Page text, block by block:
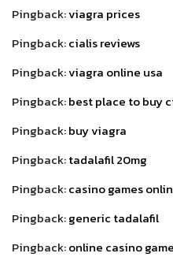
Pingback:viagra prices
Pingback:cialis reviews
Pingback:viagra online usa
Pingback:best place to buy
Pingback:buy viagra
Pingback:tadalafil 20mg
Pingback:casino games
Pingback:generic tadalafil
Pingback:online casino